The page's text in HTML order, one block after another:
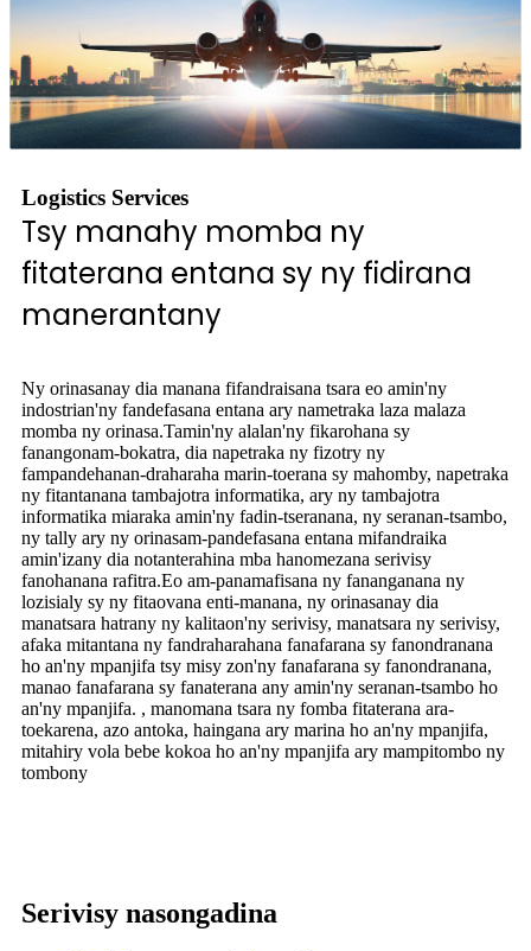
Logistics Services
Tsy manahy momba ny
fitaterana entana sy ny fidirana
manerantany
Ny orinasanay dia manana fifandraisana tsara eo amin'ny
indostrian'ny fandefasana entana ary nametraka laza malaza
momba ny orinasa.Tamin'ny alalan'ny fikarohana sy
fanangonam-bokatra, dia napetraka ny fizotry ny
fampandehanan-draharaha marin-toerana sy mahomby, napetraka
ny fitantanana tambajotra informatika, ary ny tambajotra
informatika miaraka amin'ny fadin-tseranana, ny seranan-tsambo,
ny tally ary ny orinasam-pandefasana entana mifandraika
amin'izany dia notanterahina mba hanomezana serivisy
fanohanana rafitra.Eo am-panamafisana ny fananganana ny
lozisialy sy ny fitaovana enti-manana, ny orinasanay dia
manatsara hatrany ny kalitaon'ny serivisy, manatsara ny serivisy,
afaka mitantana ny fandraharahana fanafarana sy fanondranana
ho an'ny mpanjifa tsy misy zon'ny fanafarana sy fanondranana,
manao fanafarana sy fanaterana any amin'ny seranan-tsambo ho
an'ny mpanjifa. , manomana tsara ny fomba fitaterana ara-
toekarena, azo antoka, haingana ary marina ho an'ny mpanjifa,
mitahiry vola bebe kokoa ho an'ny mpanjifa ary mampitombo ny
tombony
Serivisy nasongadina